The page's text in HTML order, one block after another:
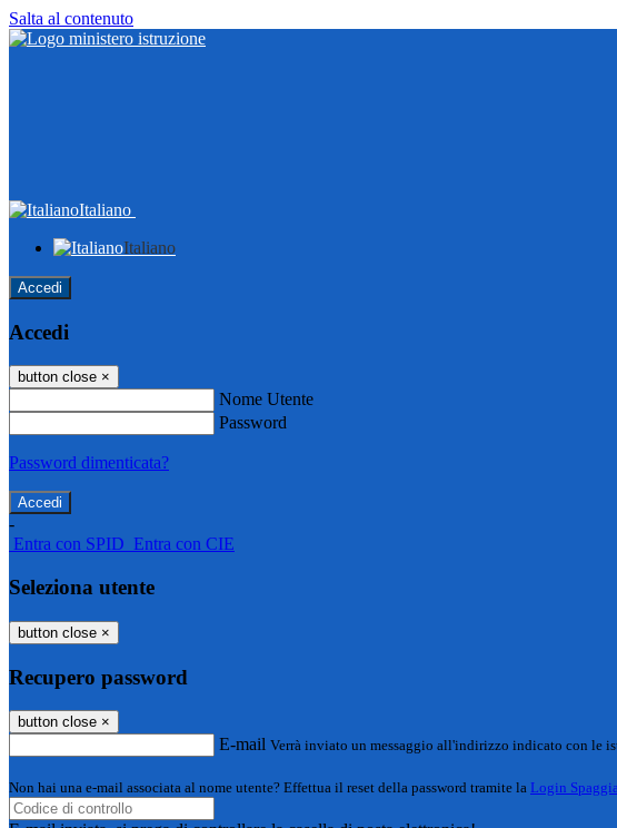
Salta al contenuto
Italiano
Italiano
Accedi
Accedi
button close ×
Nome Utente
Password
Password dimenticata?
-
Entra con SPID Entra con CIE
Seleziona utente
button close ×
Recupero password
button close ×
E-mail Verrà inviato un messaggio all'indirizzo indicato con le
Non hai una e-mail associata al nome utente? Effettua il reset della password tramite la Login